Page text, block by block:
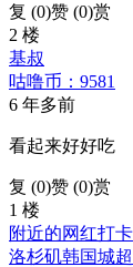
复 (0)赞 (0)赏
2 楼
基叔
咕噜币：9581
6 年多前
看起来好好吃
复 (0)赞 (0)赏
1 楼
附近的网红打卡
洛杉矶韩国城超